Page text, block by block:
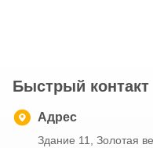
Быстрый контакт
Адрес
Здание 11, Золотая